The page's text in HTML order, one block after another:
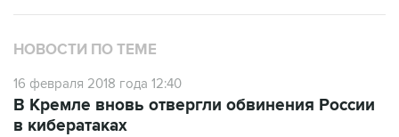
НОВОСТИ ПО ТЕМЕ
16 февраля 2018 года 12:40
В Кремле вновь отвергли обвинения России
в кибератаках